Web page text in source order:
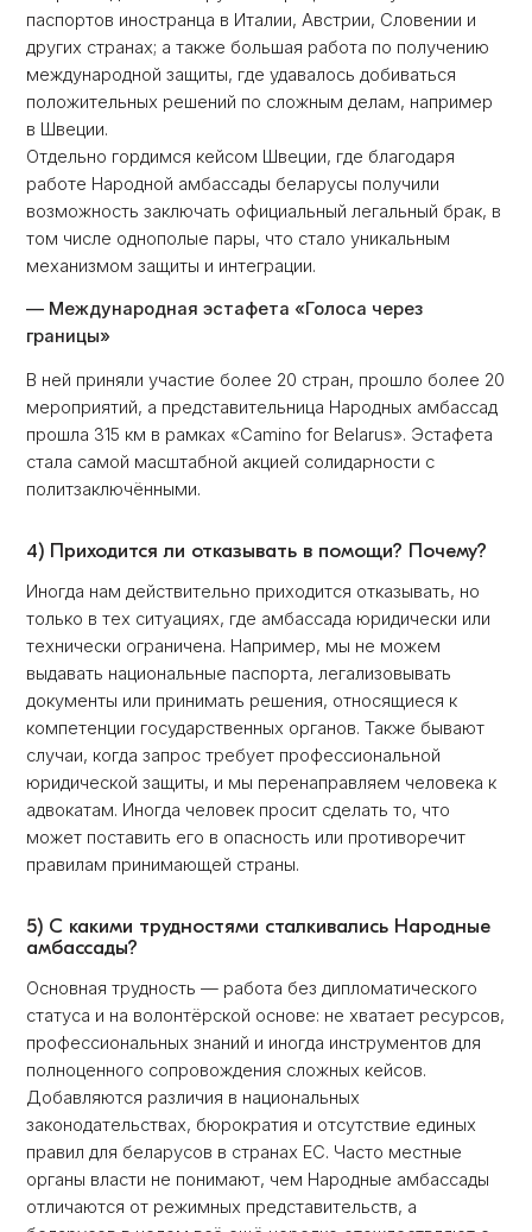
паспортов иностранца в Италии, Австрии, Словении и
других странах; а также большая работа по получению
международной защиты, где удавалось добиваться
положительных решений по сложным делам, например
в Швеции.
Отдельно гордимся кейсом Швеции, где благодаря
работе Народной амбассaды беларусы получили
возможность заключать официальный легальный брак, в
том числе однополые пары, что стало уникальным
механизмом защиты и интеграции.
— Международная эстафета «Голоса через
границы»
В ней приняли участие более 20 стран, прошло более 20
мероприятий, а представительница Народных амбассaд
прошла 315 км в рамках «Camino for Belarus». Эстафета
стала самой масштабной акцией солидарности с
политзаключёнными.
4) Приходится ли отказывать в помощи? Почему?
Иногда нам действительно приходится отказывать, но
только в тех ситуациях, где амбассaда юридически или
технически ограничена. Например, мы не можем
выдавать национальные паспорта, легализовывать
документы или принимать решения, относящиеся к
компетенции государственных органов. Также бывают
случаи, когда запрос требует профессиональной
юридической защиты, и мы перенаправляем человека к
адвокатам. Иногда человек просит сделать то, что
может поставить его в опасность или противоречит
правилам принимающей страны.
5) С какими трудностями сталкивались Народные
амбассaды?
Основная трудность — работа без дипломатического
статуса и на волонтёрской основе: не хватает ресурсов,
профессиональных знаний и иногда инструментов для
полноценного сопровождения сложных кейсов.
Добавляются различия в национальных
законодательствах, бюрократия и отсутствие единых
правил для беларусов в странах ЕС. Часто местные
органы власти не понимают, чем Народные амбассaды
отличаются от режимных представительств, а